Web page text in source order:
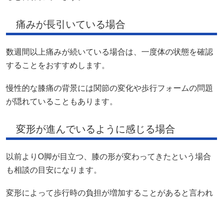
痛みが長引いている場合
数週間以上痛みが続いている場合は、一度体の状態を確認
することをおすすめします。
慢性的な膝痛の背景には関節の変化や歩行フォームの問題
が隠れていることもあります。
変形が進んでいるように感じる場合
以前よりO脚が目立つ、膝の形が変わってきたという場合
も相談の目安になります。
変形によって歩行時の負担が増加することがあると言われ